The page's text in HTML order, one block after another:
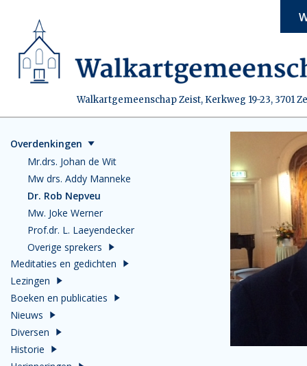
Walkartgemeenschap Zeist, Kerkweg 19-23, 3701
Overdenkingen
Mr.drs. Johan de Wit
Mw drs. Addy Manneke
Dr. Rob Nepveu
Mw. Joke Werner
Prof.dr. L. Laeyendecker
Overige sprekers
Meditaties en gedichten
Lezingen
Boeken en publicaties
Nieuws
Diversen
Historie